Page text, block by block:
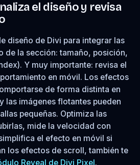
el diseño y revisa
diseño de Divi para integrar las
de la sección: tamaño, posición,
Y muy importante: revisa el
en móvil. Los efectos
de forma distinta en
las imágenes flotantes pueden
pequeñas. Optimiza las
mide la velocidad con
el efecto en móvil si
los efectos de scroll, también te
Reveal de Divi Pixel.